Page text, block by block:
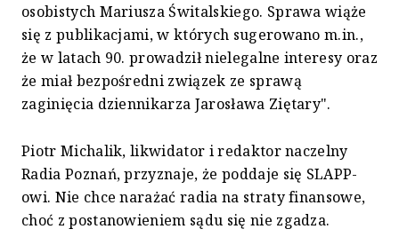
osobistych Mariusza Świtalskiego. Sprawa wiąże
się z publikacjami, w których sugerowano m.in.,
że w latach 90. prowadził nielegalne interesy oraz
że miał bezpośredni związek ze sprawą
zaginięcia dziennikarza Jarosława Ziętary".
Piotr Michalik, likwidator i redaktor naczelny
Radia Poznań, przyznaje, że poddaje się SLAPP-
owi. Nie chce narażać radia na straty finansowe,
choć z postanowieniem sądu się nie zgadza.